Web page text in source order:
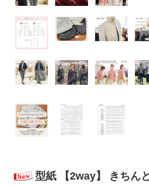
型紙 【2way】 きちん